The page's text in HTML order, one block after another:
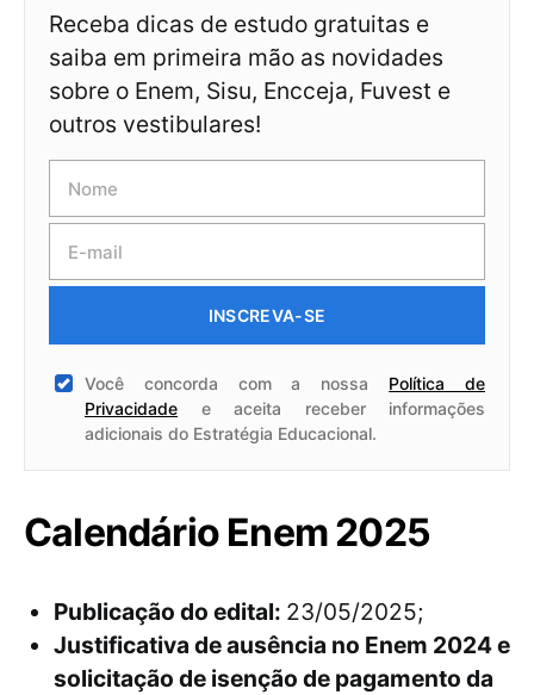
Receba dicas de estudo gratuitas e
saiba em primeira mão as novidades
sobre o Enem, Sisu, Encceja, Fuvest e
outros vestibulares!
INSCREVA-SE
Você concorda com a nossa Política de
Privacidade e aceita receber informações
adicionais do Estratégia Educacional.
Calendário Enem 2025
Publicação do edital: 23/05/2025;
Justificativa de ausência no Enem 2024 e
solicitação de isenção de pagamento da